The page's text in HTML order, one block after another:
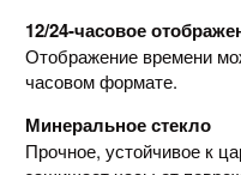
12/24-часовое
Отображение времени
часовом формате.
Минеральное стекло
Прочное, устойчивое к